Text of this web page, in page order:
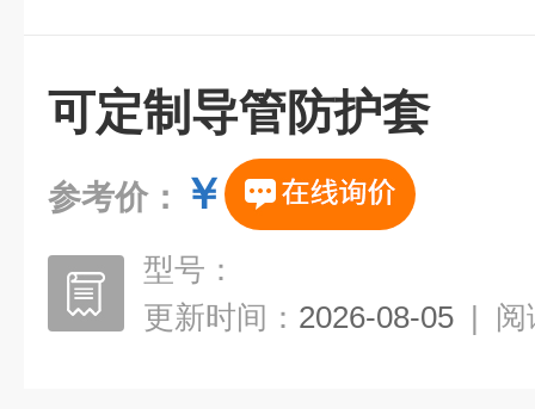
可定制导管防护套
参考价： ￥
型号：
更新时间： 2026-08-05 | 阅